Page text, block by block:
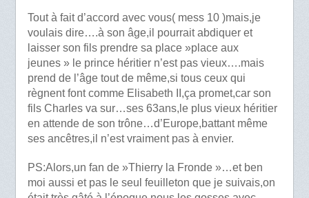
Tout à fait d’accord avec vous( mess 10 )mais,je
voulais dire….à son âge,il pourrait abdiquer et
laisser son fils prendre sa place »place aux
jeunes » le prince héritier n’est pas vieux….mais
prend de l’âge tout de même,si tous ceux qui
règnent font comme Elisabeth II,ça promet,car son
fils Charles va sur…ses 63ans,le plus vieux héritier
en attende de son trône…d’Europe,battant même
ses ancêtres,il n’est vraiment pas à envier.
PS:Alors,un fan de »Thierry la Fronde »…et ben
moi aussi et pas le seul feuilleton que je suivais,on